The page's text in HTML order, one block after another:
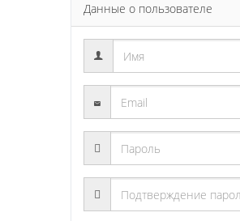
Данные о пользователе